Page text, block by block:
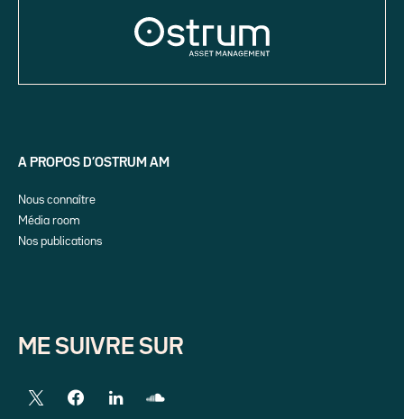
A PROPOS D’OSTRUM AM
Nous connaître
Média room
Nos publications
ME SUIVRE SUR